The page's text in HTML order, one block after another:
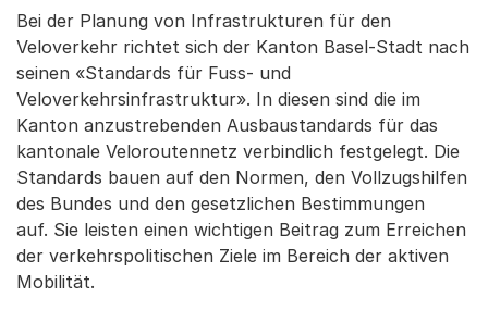
Bei der Planung von Infrastrukturen für den
Veloverkehr richtet sich der Kanton Basel-Stadt nach
seinen «Standards für Fuss- und
Veloverkehrsinfrastruktur». In diesen sind die im
Kanton anzustrebenden Ausbaustandards für das
kantonale Veloroutennetz verbindlich festgelegt. Die
Standards bauen auf den Normen, den Vollzugshilfen
des Bundes und den gesetzlichen Bestimmungen
auf. Sie leisten einen wichtigen Beitrag zum Erreichen
der verkehrspolitischen Ziele im Bereich der aktiven
Mobilität.